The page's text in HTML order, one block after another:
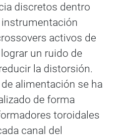
discretos dentro
activos de
un ruido de
la distorsión.
alimentación se ha
de forma
toroidales
canal del